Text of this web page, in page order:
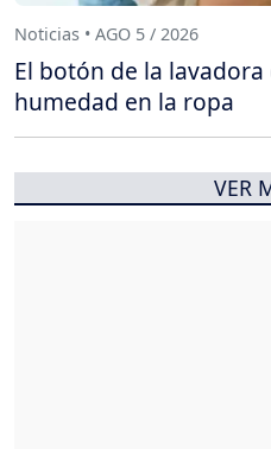
Noticias • AGO 5 / 2026
El botón de la
humedad en la ropa
VER